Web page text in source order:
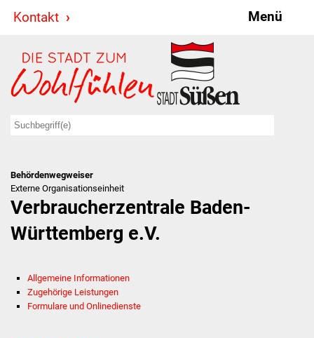
Kontakt Menü
Stadt & Politik
Bürgermeister
Ratsinformationssystem
Behördenwegweiser
Externe Organisationseinheit
Verbraucherzentrale Baden-
Württemberg e.V.
Allgemeine Informationen
Zugehörige Leistungen
Formulare und Onlinedienste